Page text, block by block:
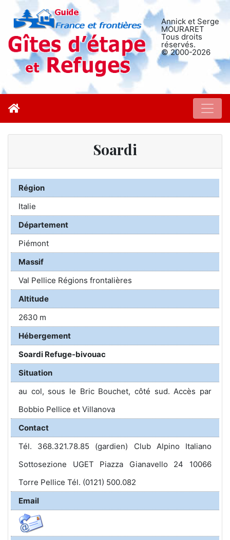
Annick et Serge
MOURARET
Tous droits
réservés.
© 2000-2026
Soardi
Région
Italie
Département
Piémont
Massif
Val Pellice Régions frontalières
Altitude
2630 m
Hébergement
Soardi Refuge-bivouac
Situation
au col, sous le Bric Bouchet, côté sud. Accès par
Bobbio Pellice et Villanova
Contact
Tél. 368.321.78.85 (gardien) Club Alpino Italiano
Sottosezione UGET Piazza Gianavello 24 10066
Torre Pellice Tél. (0121) 500.082
Email